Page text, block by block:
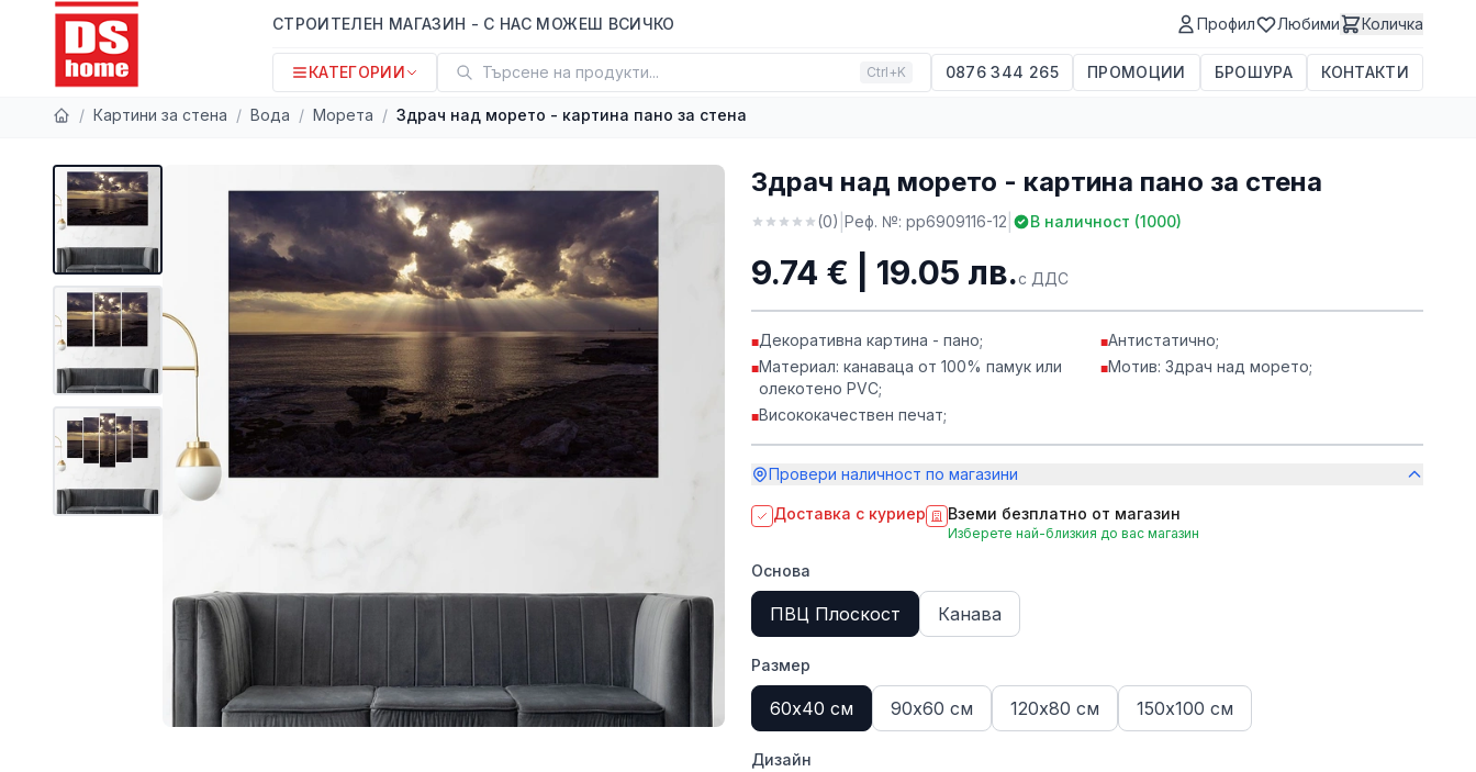
СТРОИТЕЛЕН МАГАЗИН - С НАС МОЖЕШ ВСИЧКО Профил Любими Количка
КАТЕГОРИИ Търсене на продукти... Ctrl+K 0876 344 265 ПРОМОЦИИ БРОШУРА КОНТАКТИ
/ Картини за стена / Вода / Морета / Здрач над морето - картина пано за стена
Здрач над морето - картина пано за стена
(0) Реф. №: pp6909116-12 В наличност (1000)
9.74 € | 19.05 лв.с ДДС
■Декоративна картина - пано;
■Материал: канаваца от 100% памук или
олекотено PVC;
■Висококачествен печат;
■Антистатично;
■Мотив: Здрач над морето;
Провери наличност по магазини
Доставка с куриер Вземи безплатно от магазин
Изберете най-близкия до вас магазин
Основа
ПВЦ Плоскост Канава
Размер
60х40 см 90х60 см 120х80 см 150х100 см
Дизайн